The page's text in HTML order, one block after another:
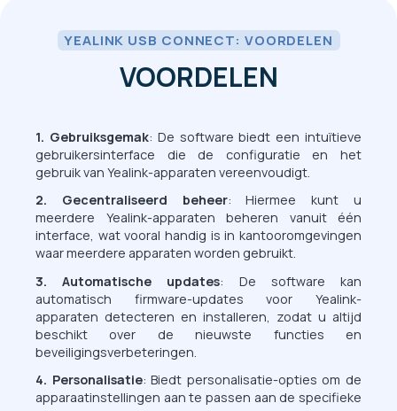
YEALINK USB CONNECT: VOORDELEN
VOORDELEN
1. Gebruiksgemak: De software biedt een intuïtieve
gebruikersinterface die de configuratie en het
gebruik van Yealink-apparaten vereenvoudigt.
2. Gecentraliseerd beheer: Hiermee kunt u
meerdere Yealink-apparaten beheren vanuit één
interface, wat vooral handig is in kantooromgevingen
waar meerdere apparaten worden gebruikt.
3. Automatische updates: De software kan
automatisch firmware-updates voor Yealink-
apparaten detecteren en installeren, zodat u altijd
beschikt over de nieuwste functies en
beveiligingsverbeteringen.
4. Personalisatie: Biedt personalisatie-opties om de
apparaatinstellingen aan te passen aan de specifieke